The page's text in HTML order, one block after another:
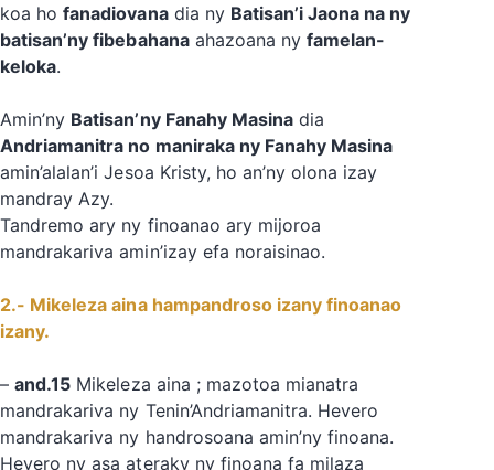
koa hofanadiovanadia ny Batisan’i Jaona na ny
batisan’ny fibebahanaahazoana nyfamelan-
keloka.
Amin’ny Batisan’ny Fanahy Masina dia
Andriamanitra no maniraka ny Fanahy Masina
amin’alalan’i Jesoa Kristy, ho an’ny olona izay
mandray Azy.
Tandremo ary ny finoanao ary mijoroa
mandrakariva amin’izay efa noraisinao.
2.- Mikeleza aina hampandroso izany finoanao
izany.
–and.15 Mikeleza aina ; mazotoa mianatra
mandrakariva ny Tenin’Andriamanitra. Hevero
mandrakariva ny handrosoana amin’ny finoana.
Hevero ny asa ateraky ny finoana fa milaza